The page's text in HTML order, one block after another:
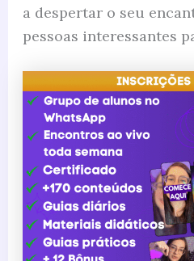
a despertar o seu
pessoas interessantes